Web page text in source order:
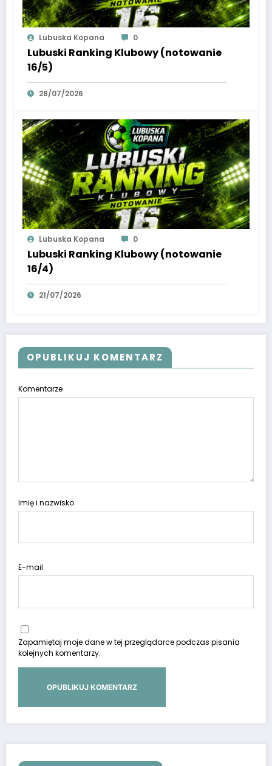
Lubuska Kopana 0
Lubuski Ranking Klubowy (notowanie
16/5)
28/07/2026
Lubuska Kopana 0
Lubuski Ranking Klubowy (notowanie
16/4)
21/07/2026
OPUBLIKUJ KOMENTARZ
Komentarze
Imię i nazwisko
E-mail
Zapamiętaj moje dane w tej przeglądarce podczas pisania
kolejnych komentarzy.